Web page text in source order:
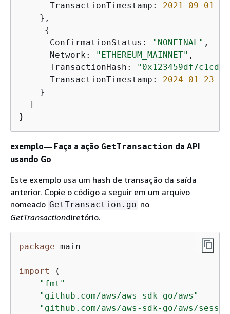
      TransactionTimestamp:
2021-09-01
    },
{
      ConfirmationStatus:
"NONFINAL" ,
      Network:
"ETHEREUM_MAINNET" ,
      TransactionHash:
      TransactionTimestamp:
2024-01-23
    }
  ]
}
exemplo— Faça a ação GetTransaction da API
usando Go
Este exemplo usa um hash de transação da saída
anterior. Copie o código a seguir em um arquivo
nomeado GetTransaction.go no
GetTransactiondiretório.
package main
import
(
"fmt"
"github.com/aws/aws-sdk-go/aws"
"github.com/aws/aws-sdk-go/aws/